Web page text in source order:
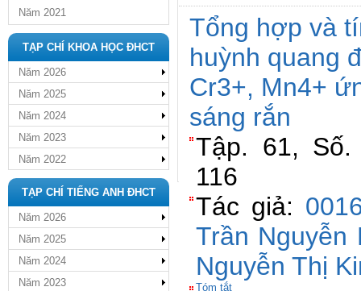
Năm 2021
TẠP CHÍ KHOA HỌC ĐHCT
Năm 2026
Năm 2025
Năm 2024
Năm 2023
Năm 2022
TẠP CHÍ TIẾNG ANH ĐHCT
Năm 2026
Năm 2025
Năm 2024
Năm 2023
Tổng hợp và
huỳnh quang
Cr3+, Mn4+
sáng rắn
Tập. 61,
116
Tác giả:
Trần Nguyễn
Nguyễn Thị
Tóm tắt